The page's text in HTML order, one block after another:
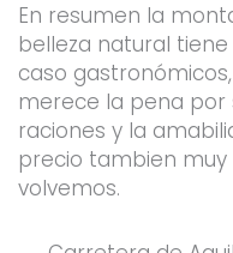
En resumen la
belleza natural
caso
merece la pena por
raciones y la
precio tambien muy
volvemos.